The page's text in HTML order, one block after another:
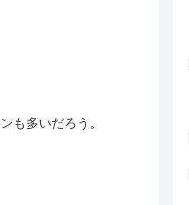
も多いだろう。